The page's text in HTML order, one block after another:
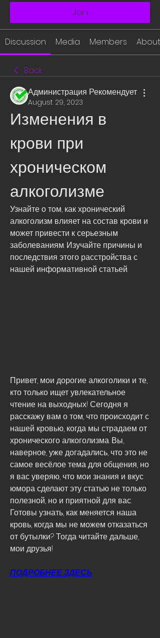
Join
Discussion Media Members About
Back
Администрация Рекомендует
August 29, 2023
Изменения в
крови при
хроническом
алкоголизме
Узнайте о том, как хронический
алкоголизм влияет на состав крови и
может привести к серьезным
заболеваниям. Изучайте причины и
последствия этого расстройства с
нашей информативной статьей.
Привет, мои дорогие алкоголики и те,
кто только ищет увлекательное
чтение на выходных! Сегодня я
расскажу вам о том, что происходит с
нашей кровью, когда мы страдаем от
хронического алкоголизма. Вы,
наверное, уже догадались, что это не
самое весёлое тема для общения, но
я вас уверяю, что мои знания и вкус
юмора сделают эту статью не только
полезной, но и приятной для вас.
Готовы узнать, как меняется наша
кровь, когда мы не можем отказаться
от бутылки? Тогда читайте дальше,
мои друзья!
ПОДРОБНЕЕ ЗДЕСЬ